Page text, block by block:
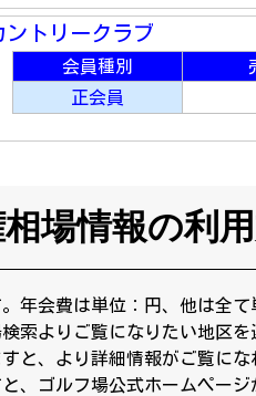
ントリークラブ
会員種別
正会員
場情報の利
年会費は単位：円、他は全て
索よりご覧になりたい地区を
と、より詳細情報がご覧にな
、ゴルフ場公式ホームページ